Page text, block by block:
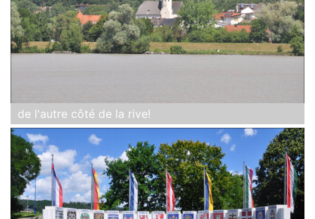
de l'autre côté de la rive!